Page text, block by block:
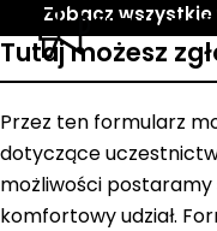
Zobacz
Tutaj możesz
Przez ten formularz
dotyczące
możliwości postaramy
komfortowy udział.